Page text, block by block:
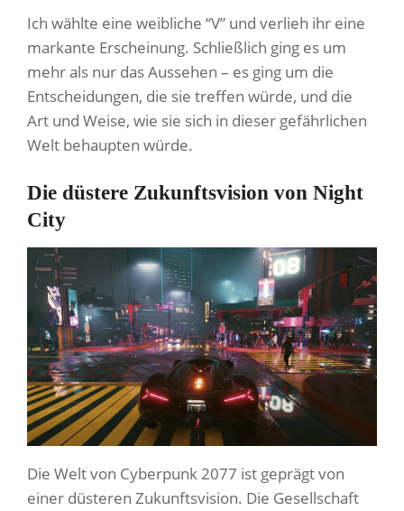
Ich wählte eine weibliche “V” und verlieh ihr eine
markante Erscheinung. Schließlich ging es um
mehr als nur das Aussehen – es ging um die
Entscheidungen, die sie treffen würde, und die
Art und Weise, wie sie sich in dieser gefährlichen
Welt behaupten würde.
Die düstere Zukunftsvision von Night
City
Die Welt von Cyberpunk 2077 ist geprägt von
einer düsteren Zukunftsvision. Die Gesellschaft